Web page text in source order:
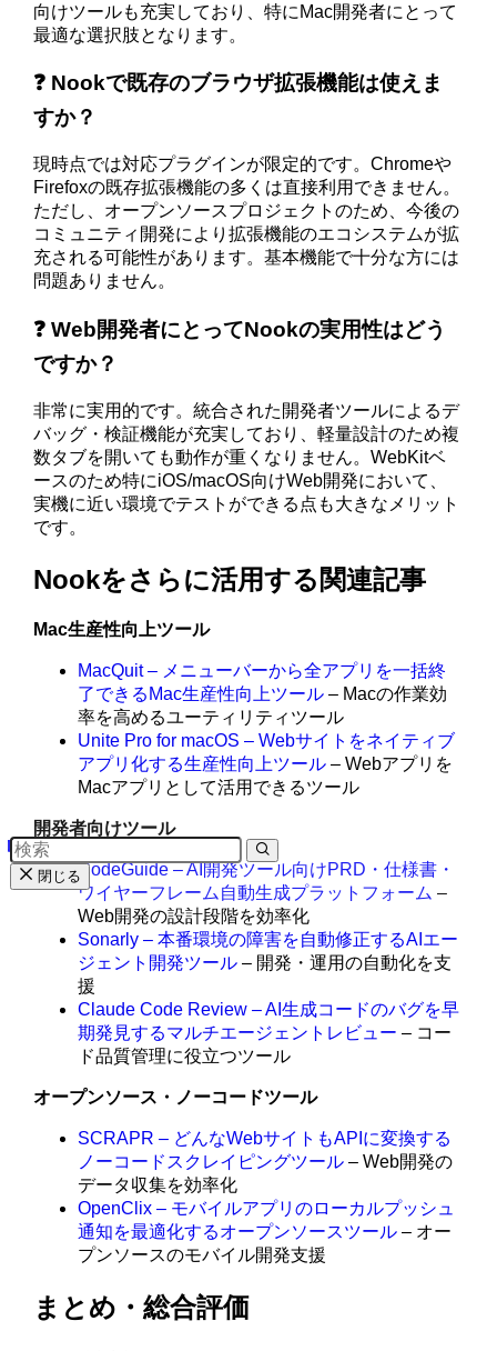
向けツールも充実しており、特にMac開発者にとって
最適な選択肢となります。
❓ Nookで既存のブラウザ拡張機能は使えま
すか？
現時点では対応プラグインが限定的です。Chromeや
Firefoxの既存拡張機能の多くは直接利用できません。
ただし、オープンソースプロジェクトのため、今後の
コミュニティ開発により拡張機能のエコシステムが拡
充される可能性があります。基本機能で十分な方には
問題ありません。
❓ Web開発者にとってNookの実用性はどう
ですか？
非常に実用的です。統合された開発者ツールによるデ
バッグ・検証機能が充実しており、軽量設計のため複
数タブを開いても動作が重くなりません。WebKitベ
ースのため特にiOS/macOS向けWeb開発において、
実機に近い環境でテストができる点も大きなメリット
です。
Nookをさらに活用する関連記事
Mac生産性向上ツール
MacQuit – メニューバーから全アプリを一括終
了できるMac生産性向上ツール – Macの作業効
率を高めるユーティリティツール
Unite Pro for macOS – Webサイトをネイティブ
アプリ化する生産性向上ツール – Webアプリを
Macアプリとして活用できるツール
開発者向けツール
CodeGuide – AI開発ツール向けPRD・仕様書・
ワイヤーフレーム自動生成プラットフォーム –
Web開発の設計段階を効率化
Sonarly – 本番環境の障害を自動修正するAIエー
ジェント開発ツール – 開発・運用の自動化を支
援
Claude Code Review – AI生成コードのバグを早
期発見するマルチエージェントレビュー – コー
ド品質管理に役立つツール
オープンソース・ノーコードツール
SCRAPR – どんなWebサイトもAPIに変換する
ノーコードスクレイピングツール – Web開発の
データ収集を効率化
OpenClix – モバイルアプリのローカルプッシュ
通知を最適化するオープンソースツール – オー
プンソースのモバイル開発支援
まとめ・総合評価
閉じる